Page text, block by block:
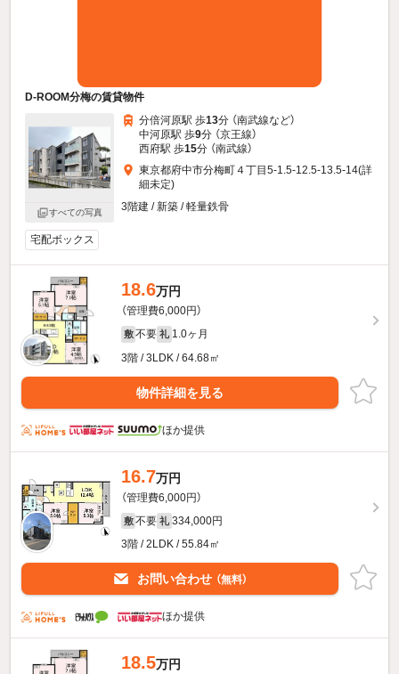
D-ROOM分梅の賃貸物件
すべての写真
分倍河原駅 歩13分 （南武線など）
中河原駅 歩9分 （京王線）
西府駅 歩15分 （南武線）
東京都府中市分梅町４丁目5-1.5-12.5-13.5-14(詳
細未定)
3階建 / 新築 / 軽量鉄骨
宅配ボックス
18.6万円
（管理費6,000円）
敷 不要 礼 1.0ヶ月
3階 / 3LDK / 64.68㎡
物件詳細を見る
ほか提供
16.7万円
（管理費6,000円）
敷 不要 礼 334,000円
3階 / 2LDK / 55.84㎡
お問い合わせ （無料）
ほか提供
18.5万円